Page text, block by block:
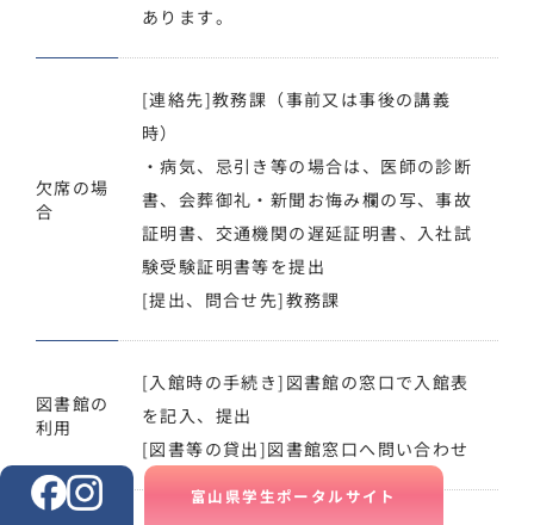
あります。
欠席の場
合
[連絡先]教務課（事前又は事後の講義
時）
・病気、忌引き等の場合は、医師の診断
書、会葬御礼・新聞お悔み欄の写、事故
証明書、交通機関の遅延証明書、入社試
験受験証明書等を提出
[提出、問合せ先]教務課
図書館の
利用
[入館時の手続き]図書館の窓口で入館表
を記入、提出
[図書等の貸出]図書館窓口へ問い合わせ
富山県学生ポータルサイト